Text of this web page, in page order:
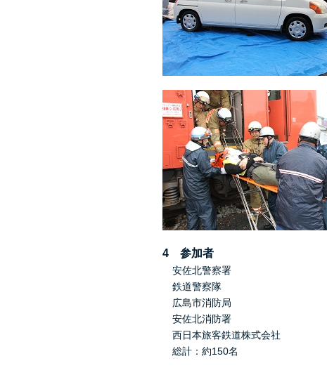
4 参加者
安佐北警察署
鉄道警察隊
広島市消防局
安佐北消防署
西日本旅客鉄道株式会社
総計：約150名